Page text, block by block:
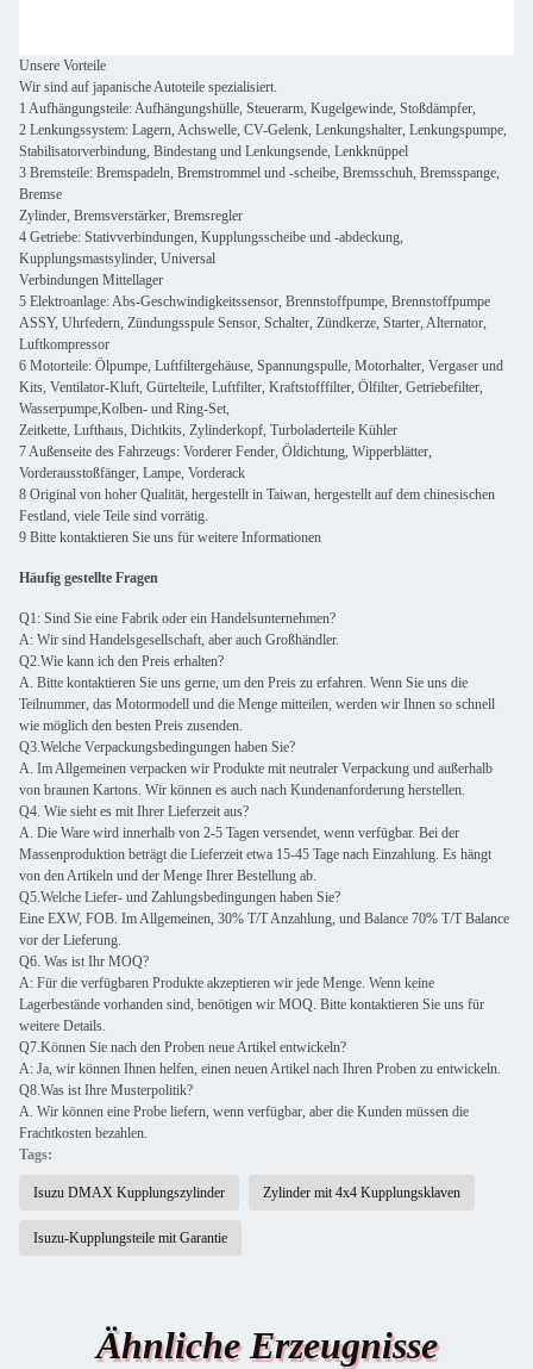
Unsere Vorteile
Wir sind auf japanische Autoteile spezialisiert.
1 Aufhängungsteile: Aufhängungshülle, Steuerarm, Kugelgewinde, Stoßdämpfer,
2 Lenkungssystem: Lagern, Achswelle, CV-Gelenk, Lenkungshalter, Lenkungspumpe,
Stabilisatorverbindung, Bindestang und Lenkungsende, Lenkknüppel
3 Bremsteile: Bremspadeln, Bremstrommel und -scheibe, Bremsschuh, Bremsspange,
Bremse
Zylinder, Bremsverstärker, Bremsregler
4 Getriebe: Stativverbindungen, Kupplungsscheibe und -abdeckung,
Kupplungsmastsylinder, Universal
Verbindungen Mittellager
5 Elektroanlage: Abs-Geschwindigkeitssensor, Brennstoffpumpe, Brennstoffpumpe
ASSY, Uhrfedern, Zündungsspule Sensor, Schalter, Zündkerze, Starter, Alternator,
Luftkompressor
6 Motorteile: Ölpumpe, Luftfiltergehäuse, Spannungspulle, Motorhalter, Vergaser und
Kits, Ventilator-Kluft, Gürtelteile, Luftfilter, Kraftstofffilter, Ölfilter, Getriebefilter,
Wasserpumpe,Kolben- und Ring-Set,
Zeitkette, Lufthaus, Dichtkits, Zylinderkopf, Turboladerteile Kühler
7 Außenseite des Fahrzeugs: Vorderer Fender, Öldichtung, Wipperblätter,
Vorderausstoßfänger, Lampe, Vorderack
8 Original von hoher Qualität, hergestellt in Taiwan, hergestellt auf dem chinesischen
Festland, viele Teile sind vorrätig.
9 Bitte kontaktieren Sie uns für weitere Informationen
Häufig gestellte Fragen
Q1: Sind Sie eine Fabrik oder ein Handelsunternehmen?
A: Wir sind Handelsgesellschaft, aber auch Großhändler.
Q2.Wie kann ich den Preis erhalten?
A. Bitte kontaktieren Sie uns gerne, um den Preis zu erfahren. Wenn Sie uns die
Teilnummer, das Motormodell und die Menge mitteilen, werden wir Ihnen so schnell
wie möglich den besten Preis zusenden.
Q3.Welche Verpackungsbedingungen haben Sie?
A. Im Allgemeinen verpacken wir Produkte mit neutraler Verpackung und außerhalb
von braunen Kartons. Wir können es auch nach Kundenanforderung herstellen.
Q4. Wie sieht es mit Ihrer Lieferzeit aus?
A. Die Ware wird innerhalb von 2-5 Tagen versendet, wenn verfügbar. Bei der
Massenproduktion beträgt die Lieferzeit etwa 15-45 Tage nach Einzahlung. Es hängt
von den Artikeln und der Menge Ihrer Bestellung ab.
Q5.Welche Liefer- und Zahlungsbedingungen haben Sie?
Eine EXW, FOB. Im Allgemeinen, 30% T/T Anzahlung, und Balance 70% T/T Balance
vor der Lieferung.
Q6. Was ist Ihr MOQ?
A: Für die verfügbaren Produkte akzeptieren wir jede Menge. Wenn keine
Lagerbestände vorhanden sind, benötigen wir MOQ. Bitte kontaktieren Sie uns für
weitere Details.
Q7.Können Sie nach den Proben neue Artikel entwickeln?
A: Ja, wir können Ihnen helfen, einen neuen Artikel nach Ihren Proben zu entwickeln.
Q8.Was ist Ihre Musterpolitik?
A. Wir können eine Probe liefern, wenn verfügbar, aber die Kunden müssen die
Frachtkosten bezahlen.
Tags:
Isuzu DMAX Kupplungszylinder Zylinder mit 4x4 Kupplungsklaven
Isuzu-Kupplungsteile mit Garantie
Ähnliche Erzeugnisse